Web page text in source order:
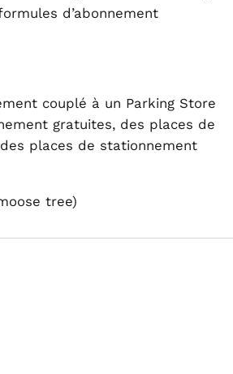
d’abonnement
couplé à un Parking Store
gratuites, des places de
places de stationnement
tree)